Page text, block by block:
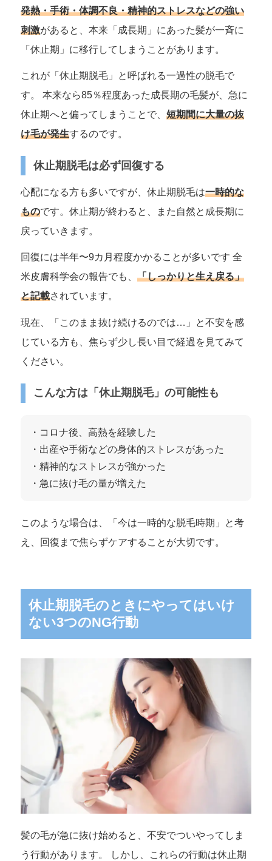
発熱・手術・体調不良・精神的ストレスなどの強い
刺激があると、本来「成長期」にあった髪が一斉に
「休止期」に移行してしまうことがあります。
これが「休止期脱毛」と呼ばれる一過性の脱毛で
す。 本来なら85％程度あった成長期の毛髪が、急に
休止期へと偏ってしまうことで、 短期間に大量の抜
け毛が発生するのです。
休止期脱毛は必ず回復する
心配になる方も多いですが、休止期脱毛は一時的な
ものです。休止期が終わると、また自然と成長期に
戻っていきます。
回復には半年〜9カ月程度かかることが多いです 全
米皮膚科学会の報告でも、 「しっかりと生え戻る」
と記載されています。
現在、「このまま抜け続けるのでは…」と不安を感
じている方も、焦らず少し長い目で経過を見てみて
ください。
こんな方は「休止期脱毛」の可能性も
・コロナ後、高熱を経験した
・出産や手術などの身体的ストレスがあった
・精神的なストレスが強かった
・急に抜け毛の量が増えた
このような場合は、「今は一時的な脱毛時期」と考
え、回復まで焦らずケアすることが大切です。
休止期脱毛のときにやってはいけ
ない3つのNG行動
髪の毛が急に抜け始めると、不安でついやってしま
う行動があります。 しかし、これらの行動は休止期